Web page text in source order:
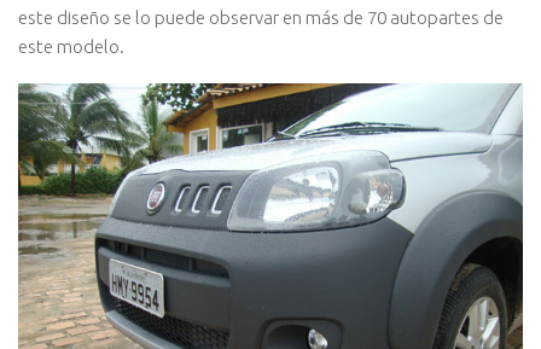
este diseño se lo puede observar en más de 70 autopartes de
este modelo.